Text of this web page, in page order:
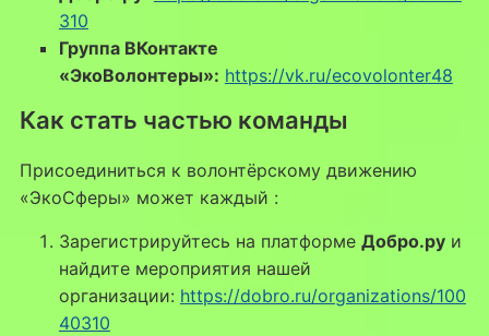
310
Группа ВКонтакте
«ЭкоВолонтеры»: https://vk.ru/ecovolonter48
Как стать частью команды
Присоединиться к волонтёрскому движению
«ЭкоСферы» может каждый :
Зарегистрируйтесь на платформе Добро.руи
найдите мероприятия нашей
организации: https://dobro.ru/organizations/100
40310